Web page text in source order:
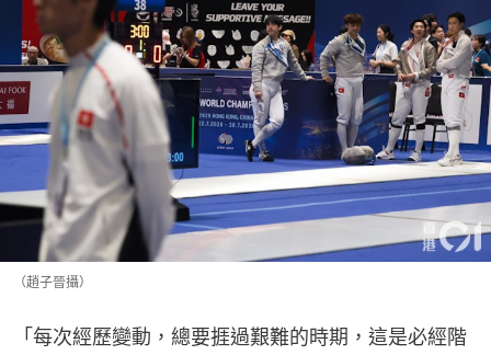
（趙子晉攝）
「每次經歷變動，總要捱過艱難的時期，這是必經階